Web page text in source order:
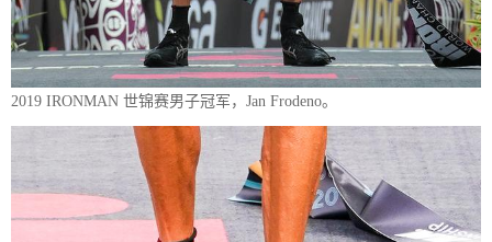
2019 IRONMAN 世锦赛男子冠军，Jan Frodeno。